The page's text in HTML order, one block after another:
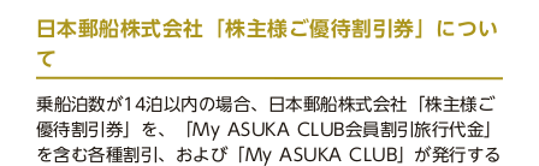
日本郵船株式会社「株主様ご優待割引券」につい
て
乗船泊数が14泊以内の場合、日本郵船株式会社「株主様ご
優待割引券」を、「My ASUKA CLUB会員割引旅行代金」
を含む各種割引、および「My ASUKA CLUB」が発行する